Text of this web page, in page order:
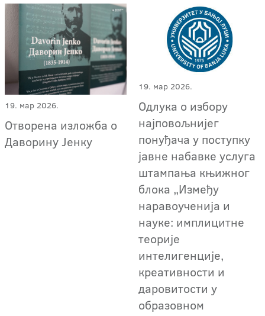
19. мар 2026.
Отворена изложба о
Даворину Јенку
19. мар 2026.
Одлука о избору
најповољнијег
понуђача у поступку
јавне набавке услуга
штампања књижног
блока „Између
наравоученија и
науке: имплицитне
теорије
интелигенције,
креативности и
даровитости у
образовном